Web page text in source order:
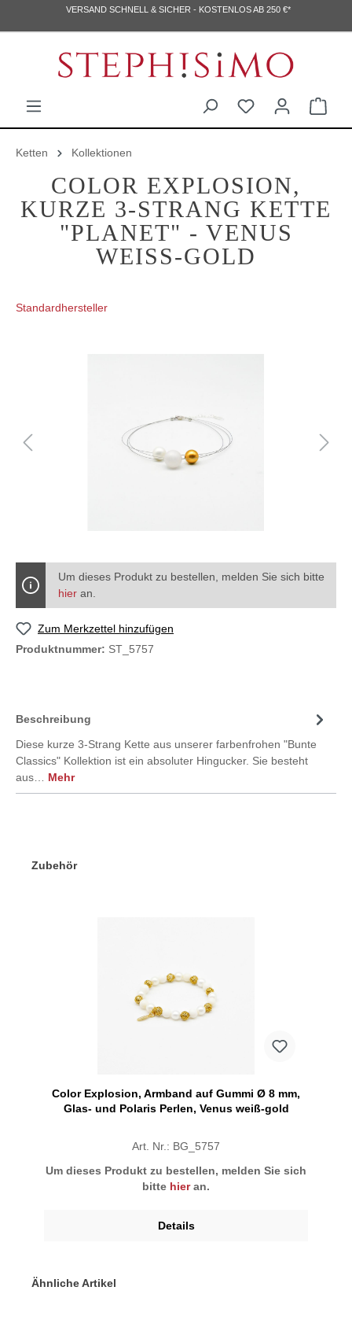
VERSAND SCHNELL & SICHER - KOSTENLOS AB 250 €*
Ketten Kollektionen
COLOR EXPLOSION,
KURZE 3-STRANG KETTE
"PLANET" - VENUS
WEISS-GOLD
Standardhersteller
Um dieses Produkt zu bestellen, melden Sie sich bitte
hier an.
Zum Merkzettel hinzufügen
Produktnummer: ST_5757
Beschreibung
Diese kurze 3-Strang Kette aus unserer farbenfrohen "Bunte
Classics" Kollektion ist ein absoluter Hingucker. Sie besteht
aus… Mehr
Zubehör
Color Explosion, Armband auf Gummi Ø 8 mm,
Glas- und Polaris Perlen, Venus weiß-gold
Art. Nr.: BG_5757
Um dieses Produkt zu bestellen, melden Sie sich
bitte hieran.
Details
Ähnliche Artikel